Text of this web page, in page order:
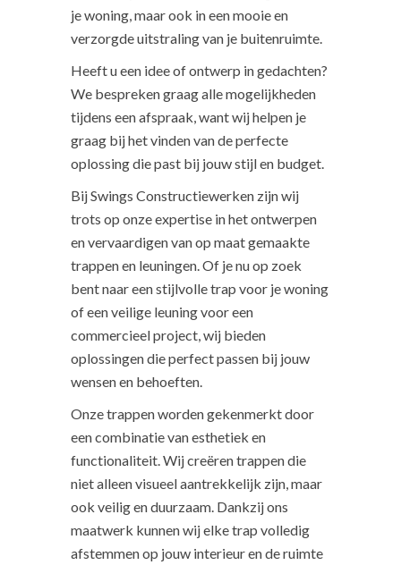
je woning, maar ook in een mooie en
verzorgde uitstraling van je buitenruimte.
Heeft u een idee of ontwerp in gedachten?
We bespreken graag alle mogelijkheden
tijdens een afspraak, want wij helpen je
graag bij het vinden van de perfecte
oplossing die past bij jouw stijl en budget.
Bij Swings Constructiewerken zijn wij
trots op onze expertise in het ontwerpen
en vervaardigen van op maat gemaakte
trappen en leuningen. Of je nu op zoek
bent naar een stijlvolle trap voor je woning
of een veilige leuning voor een
commercieel project, wij bieden
oplossingen die perfect passen bij jouw
wensen en behoeften.
Onze trappen worden gekenmerkt door
een combinatie van esthetiek en
functionaliteit. Wij creëren trappen die
niet alleen visueel aantrekkelijk zijn, maar
ook veilig en duurzaam. Dankzij ons
maatwerk kunnen wij elke trap volledig
afstemmen op jouw interieur en de ruimte